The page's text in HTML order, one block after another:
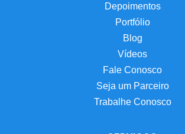
Depoimentos
Portfólio
Blog
Vídeos
Fale Conosco
Seja um Parceiro
Trabalhe Conosco